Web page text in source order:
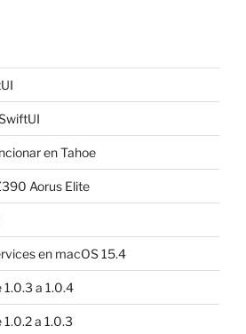
en Tahoe
Aorus Elite
en macOS 15.4
1.0.3 a 1.0.4
a 1.0.3